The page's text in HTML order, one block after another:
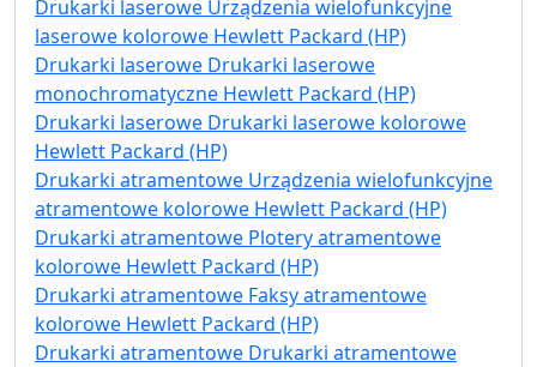
Drukarki laserowe Urządzenia wielofunkcyjne
laserowe kolorowe Hewlett Packard (HP)
Drukarki laserowe Drukarki laserowe
monochromatyczne Hewlett Packard (HP)
Drukarki laserowe Drukarki laserowe kolorowe
Hewlett Packard (HP)
Drukarki atramentowe Urządzenia wielofunkcyjne
atramentowe kolorowe Hewlett Packard (HP)
Drukarki atramentowe Plotery atramentowe
kolorowe Hewlett Packard (HP)
Drukarki atramentowe Faksy atramentowe
kolorowe Hewlett Packard (HP)
Drukarki atramentowe Drukarki atramentowe